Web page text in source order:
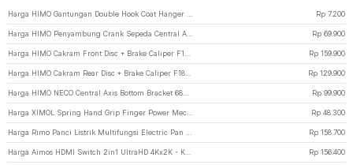
Rp 7.200
Rp 69.900
Rp 159.900
Rp 129.900
Rp 99.900
Rp 48.300
Rp 158.700
Rp 156.400